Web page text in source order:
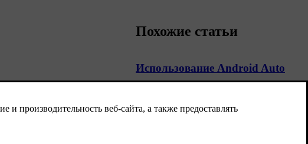
Похожие статьи
Использование Android Auto
устройстве Android, а устройство